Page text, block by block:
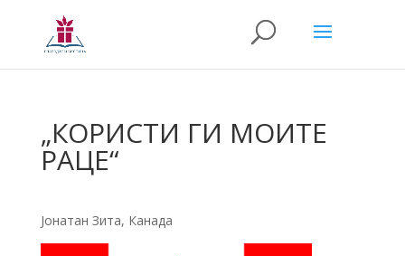
„КОРИСТИ ГИ МОИТЕ
РАЦЕ“
Јонатан Зита, Канада